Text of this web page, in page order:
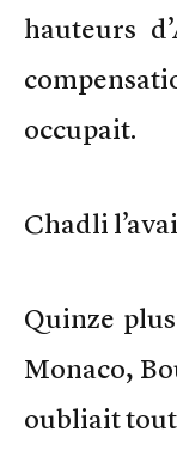
hauteurs
occupait.
Chadli
Quinze
Monaco,
oubliait